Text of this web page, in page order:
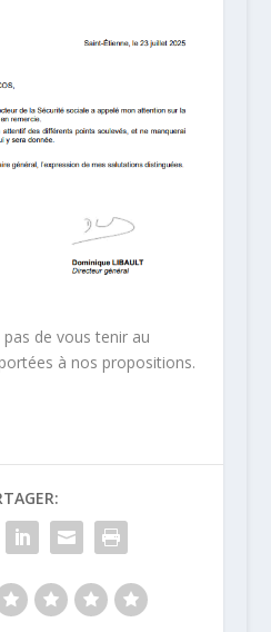
de vous tenir au
à nos propositions.